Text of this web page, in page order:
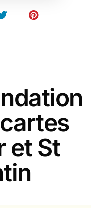
et St